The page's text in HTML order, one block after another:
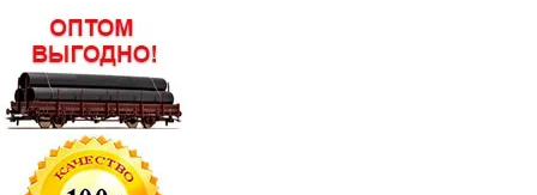
Лист г/к горячекатаный 16х1500х3000
Лист г/к горячекатаный 16х1500х6000
Лист г/к горячекатаный 16х2000х6000
Лист г/к горячекатаный 18х1500х6000
Лист г/к горячекатаный 18х2000х6000